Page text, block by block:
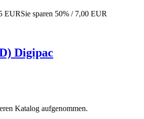
EURSie sparen 50% / 7,00 EUR
Digipac
Katalog aufgenommen.